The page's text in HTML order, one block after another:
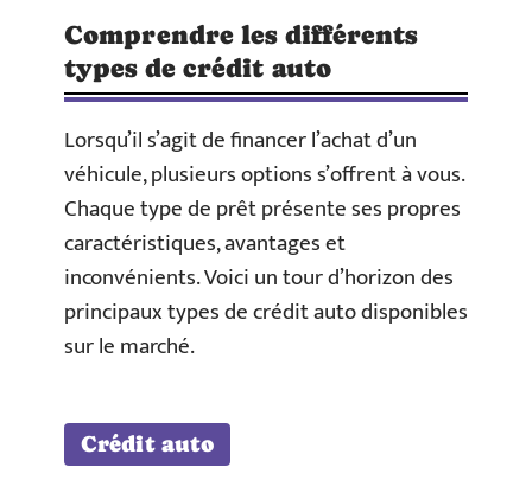
Comprendre les différents
types de crédit auto
Lorsqu’il s’agit de financer l’achat d’un
véhicule, plusieurs options s’offrent à vous.
Chaque type de prêt présente ses propres
caractéristiques, avantages et
inconvénients. Voici un tour d’horizon des
principaux types de crédit auto disponibles
sur le marché.
Crédit auto